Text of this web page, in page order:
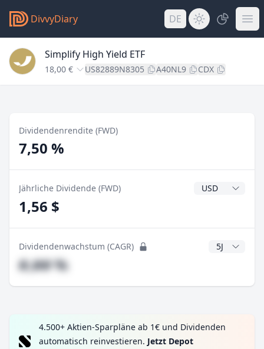
DivvyDiary DE
Simplify High Yield ETF
18,00 € US82889N8305 A40NL9 CDX
Dividendenrendite (FWD)
7,50 %
Jährliche Dividende (FWD)
1,56 $
Dividendenwachstum (CAGR) CAGR Jahre
#,## %
4.500+ Aktien-Sparpläne ab 1€ und Dividenden
automatisch reinvestieren. Jetzt Depot